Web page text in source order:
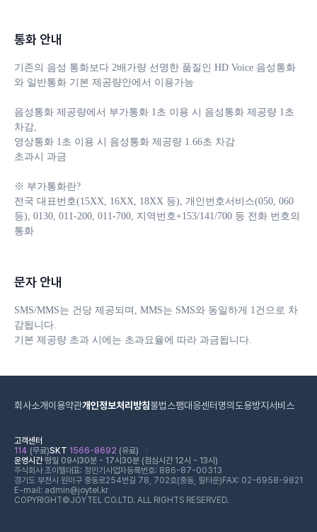
통화 안내
기존의 음성 통화보다 2배가량 선명한 품질인 HD Voice 음성통화
와 일반통화 기본 제공량안에서 이용가능
음성통화 제공량에서 부가통화 1초 이용 시 음성통화 제공량 1초
차감,
영상통화 1초 이용 시 음성통화 제공량 1.66초 차감
초과시 과금
※ 부가통화란?
전국 대표번호(15XX, 16XX, 18XX 등), 개인번호서비스(050, 060
등), 0130, 011-200, 011-700, 지역번호+153/141/700 등 전화 번호의
통화
문자 안내
SMS/MMS는 건당 제공되며, MMS는 SMS와 동일하게 1건으로 차
감됩니다.
기본 제공량 초과 시에는 초과요율에 따라 과금됩니다.
회사소개이용약관개인정보처리방침불법스팸대응센터 명의도용방지서비스
고객센터
114 (무료)SKT 1566-8692 (유료)
운영시간평일 09시30분 - 17시30분 (점심시간 12시 - 13시)
주식회사 조이텔대표: 정민기 사업자등록번호: 886-87-00313
경기도 부천시 원미구 중동로254번길 78, 702호(중동, 필타운) FAX: 02-6958-9821
E-mail: admin@joytel.kr
COPYRIGHT©JOYTEL CO.LTD. ALL RIGHTS RESERVED.